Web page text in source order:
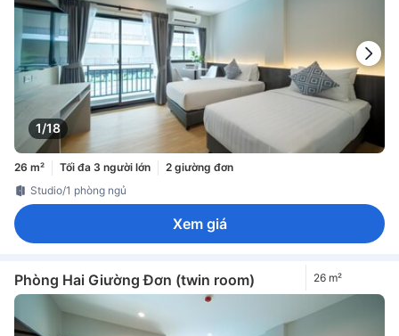
1/18
26 m² Tối đa 3 người lớn
2 giường đơn
Studio/1 phòng ngủ
Xem giá
Phòng Hai Giường Đơn (twin room) 26 m²